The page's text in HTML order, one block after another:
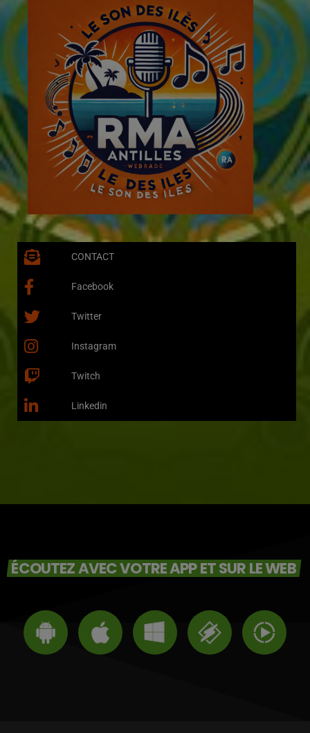
CONTACT
Facebook
Twitter
Instagram
Twitch
Linkedin
ÉCOUTEZ AVEC VOTRE APP ET SUR LE WEB